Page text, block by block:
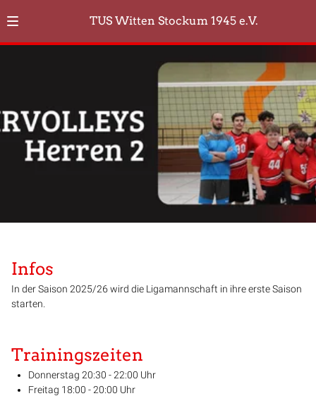
TUS Witten Stockum 1945 e.V.
Infos
In der Saison 2025/26 wird die Ligamannschaft in ihre erste Saison
starten.
Trainingszeiten
Donnerstag 20:30 - 22:00 Uhr
Freitag 18:00 - 20:00 Uhr